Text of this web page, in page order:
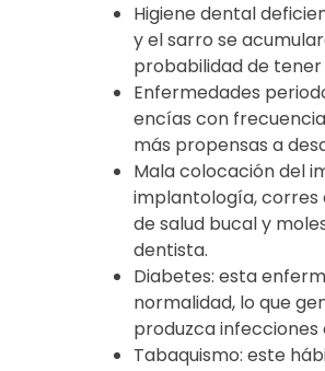
Higiene dental
y el sarro se
probabilidad de
Enfermedades
encías con
más propensas a
Mala colocación del
implantología, corres
de salud bucal y
dentista.
Diabetes: esta
normalidad, lo que
produzca
Tabaquismo: este